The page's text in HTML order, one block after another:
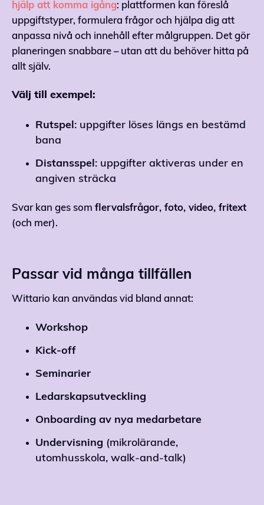
hjälp att komma igång: plattformen kan föreslå
uppgiftstyper, formulera frågor och hjälpa dig att
anpassa nivå och innehåll efter målgruppen. Det gör
planeringen snabbare – utan att du behöver hitta på
allt själv.
Välj till exempel:
Rutspel: uppgifter löses längs en bestämd
bana
Distansspel: uppgifter aktiveras under en
angiven sträcka
Svar kan ges som flervalsfrågor, foto, video, fritext
(och mer).
Passar vid många tillfällen
Wittario kan användas vid bland annat:
Workshop
Kick-off
Seminarier
Ledarskapsutveckling
Onboarding av nya medarbetare
Undervisning (mikrolärande,
utomhusskola, walk-and-talk)